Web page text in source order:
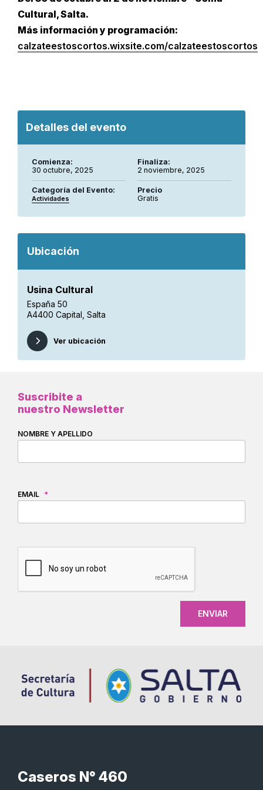
Cultural, Salta.
Más información y programación:
calzateestoscortos.wixsite.com/calzateestoscortos
Detalles del evento
Comienza:
30 octubre, 2025
Finaliza:
2 noviembre, 2025
Categoría del Evento:
Actividades
Precio
Gratis
Ubicación
Usina Cultural
España 50
A4400 Capital, Salta
Ver ubicación
Suscribite a
nuestro Newsletter
NOMBRE Y APELLIDO
EMAIL *
Caseros N° 460